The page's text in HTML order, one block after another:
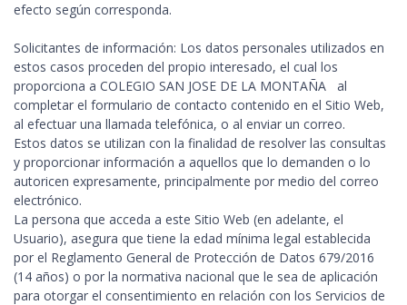
efecto según corresponda.
Solicitantes de información: Los datos personales utilizados en
estos casos proceden del propio interesado, el cual los
proporciona a COLEGIO SAN JOSE DE LA MONTAÑA al
completar el formulario de contacto contenido en el Sitio Web,
al efectuar una llamada telefónica, o al enviar un correo.
Estos datos se utilizan con la finalidad de resolver las consultas
y proporcionar información a aquellos que lo demanden o lo
autoricen expresamente, principalmente por medio del correo
electrónico.
La persona que acceda a este Sitio Web (en adelante, el
Usuario), asegura que tiene la edad mínima legal establecida
por el Reglamento General de Protección de Datos 679/2016
(14 años) o por la normativa nacional que le sea de aplicación
para otorgar el consentimiento en relación con los Servicios de